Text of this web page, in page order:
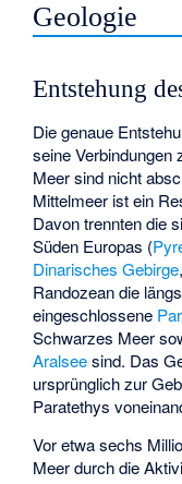
Geologie
Entstehung
Die genaue
seine Verbindungen
Meer sind nicht
Mittelmeer ist ein
Davon trennten die
Süden Europas (
Dinarisches Gebirge
Randozean die
eingeschlossene
Schwarzes Meer
Aralseesind. Das
ursprünglich zur
Paratethys
Vor etwa sechs
Meer durch die